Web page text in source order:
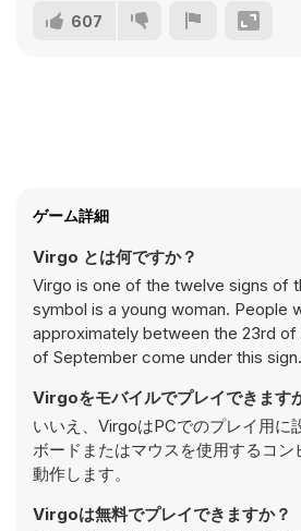
607
ゲーム詳細
Virgo とは何ですか？
Virgo is one of the twelve signs of
symbol is a young woman. People
approximately between the 23rd of
of September come under this sign.
Virgoをモバイルでプレイできます
いいえ、VirgoはPCでのプレイ用に
ボードまたはマウスを使用するコン
動作します。
Virgoは無料でプレイできますか？